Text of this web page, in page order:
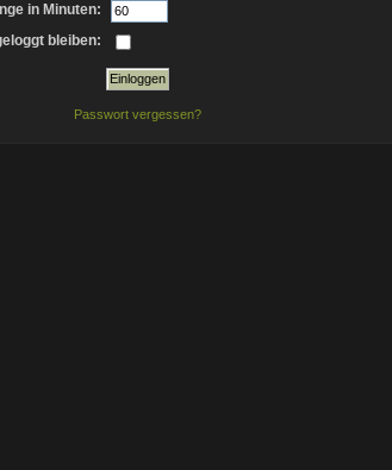
in Minuten:
bleiben:
Passwort vergessen?